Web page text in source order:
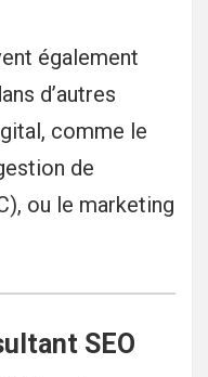
également
d’autres
comme le
de
ou le marketing
SEO